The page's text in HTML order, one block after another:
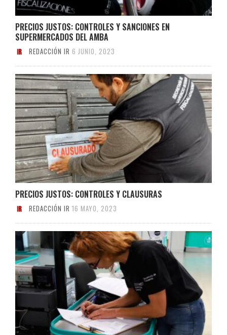
PRECIOS JUSTOS: CONTROLES Y SANCIONES EN
SUPERMERCADOS DEL AMBA
REDACCIÓN IR 6 JUNIO, 2023
PRECIOS JUSTOS: CONTROLES Y CLAUSURAS
REDACCIÓN IR 16 MAYO, 2023